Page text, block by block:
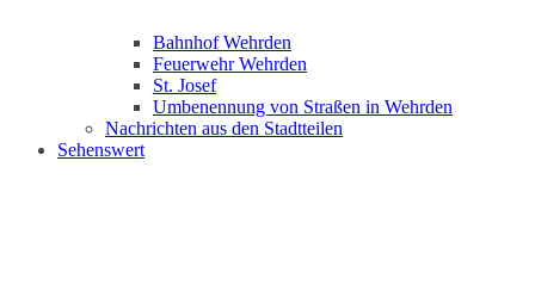
Bahnhof Wehrden
Feuerwehr Wehrden
St. Josef
Umbenennung von Straßen in Wehrden
Nachrichten aus den Stadtteilen
Sehenswert